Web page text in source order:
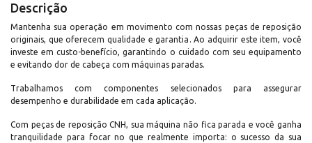
Descrição
Mantenha sua operação em movimento com nossas peças de reposição
originais, que oferecem qualidade e garantia. Ao adquirir este item, você
investe em custo-benefício, garantindo o cuidado com seu equipamento
e evitando dor de cabeça com máquinas paradas.
Trabalhamos com componentes selecionados para assegurar
desempenho e durabilidade em cada aplicação.
Com peças de reposição CNH, sua máquina não fica parada e você ganha
tranquilidade para focar no que realmente importa: o sucesso da sua